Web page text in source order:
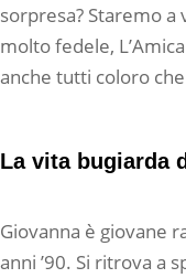
sorpresa? Staremo
molto fedele,
anche tutti coloro
La vita bugiarda
Giovanna è giovane
anni ’90. Si ritrova a